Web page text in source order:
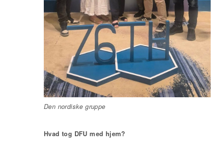
Den nordiske gruppe
Hvad tog DFU med hjem?